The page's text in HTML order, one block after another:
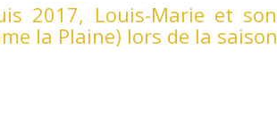
2017, Louis-Marie et
la Plaine) lors de la